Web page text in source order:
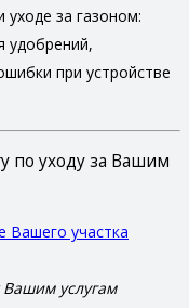
уходе за газоном:
удобрений,
при устройстве
по уходу за Вашим
Вашего участка
услугам